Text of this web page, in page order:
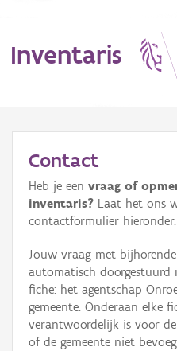
Inventaris
Erfgoedobject
Aanduidingsobject
Waarneming
Thema
Gebeurtenis
Contact
Heb je een vraag of
inventaris? Laat het ons
contactformulier
Jouw vraag met bijhorende
automatisch doorgestuurd
fiche: het agentschap
gemeente. Onderaan elke
verantwoordelijk is voor
of de gemeente niet